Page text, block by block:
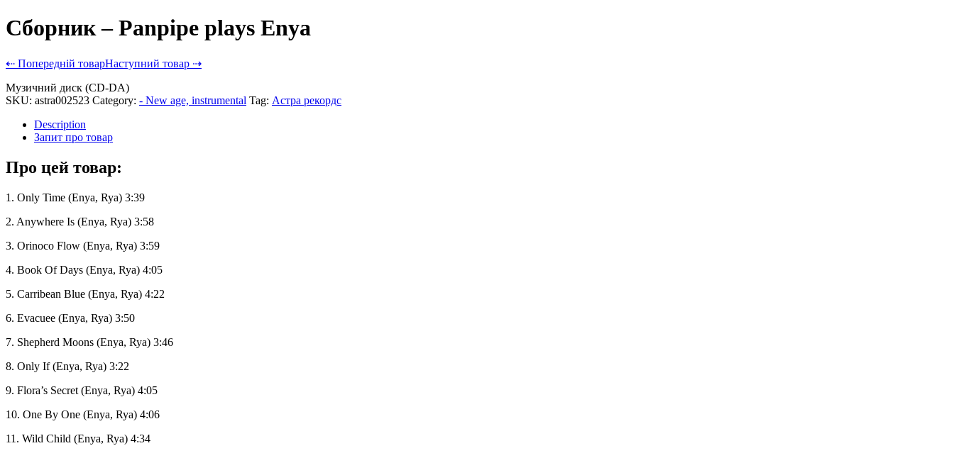
Сборник – Panpipe plays Enya
⇠ Попередній товарНаступний товар ⇢
Музичний диск (CD-DA)
SKU: astra002523 Category: - New age, instrumental Tag: Астра рекордс
Description
Запит про товар
Про цей товар:
1. Only Time (Enya, Rya) 3:39
2. Anywhere Is (Enya, Rya) 3:58
3. Orinoco Flow (Enya, Rya) 3:59
4. Book Of Days (Enya, Rya) 4:05
5. Carribean Blue (Enya, Rya) 4:22
6. Evacuee (Enya, Rya) 3:50
7. Shepherd Moons (Enya, Rya) 3:46
8. Only If (Enya, Rya) 3:22
9. Flora’s Secret (Enya, Rya) 4:05
10. One By One (Enya, Rya) 4:06
11. Wild Child (Enya, Rya) 4:34